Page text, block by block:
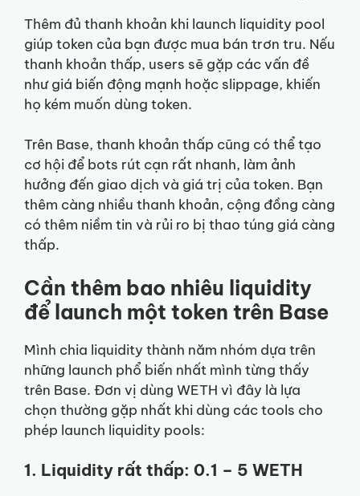
Thêm đủ thanh khoản khi launch liquidity pool
giúp token của bạn được mua bán trơn tru. Nếu
thanh khoản thấp, users sẽ gặp các vấn đề
như giá biến động mạnh hoặc slippage, khiến
họ kém muốn dùng token.
Trên Base, thanh khoản thấp cũng có thể tạo
cơ hội để bots rút cạn rất nhanh, làm ảnh
hưởng đến giao dịch và giá trị của token. Bạn
thêm càng nhiều thanh khoản, cộng đồng càng
có thêm niềm tin và rủi ro bị thao túng giá càng
thấp.
Cần thêm bao nhiêu liquidity
để launch một token trên Base
Mình chia liquidity thành năm nhóm dựa trên
những launch phổ biến nhất mình từng thấy
trên Base. Đơn vị dùng WETH vì đây là lựa
chọn thường gặp nhất khi dùng các tools cho
phép launch liquidity pools:
1. Liquidity rất thấp: 0.1 – 5 WETH